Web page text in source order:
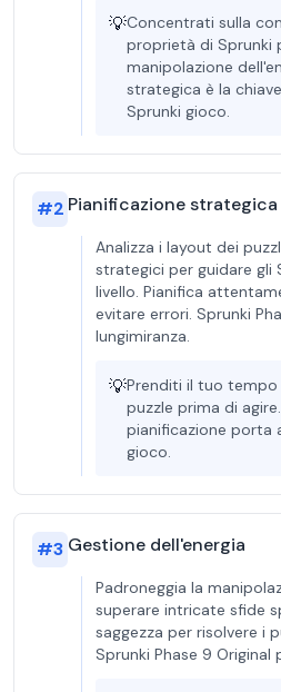
💡Concentrati sulla
proprietà di Sprunki
manipolazione
strategica è la
Sprunki gioco.
#2 Pianificazione strategica
Analizza i layout dei
strategici per guidare gli
livello. Pianifica
evitare errori. Sprunki
lungimiranza.
💡Prenditi il tuo tempo
puzzle prima di
pianificazione porta
gioco.
#3 Gestione dell'energia
Padroneggia la
superare intricate sfide
saggezza per risolvere i
Sprunki Phase 9